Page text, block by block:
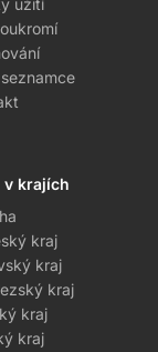
užití
v krajích
kraj
kraj
kraj
kraj
kraj